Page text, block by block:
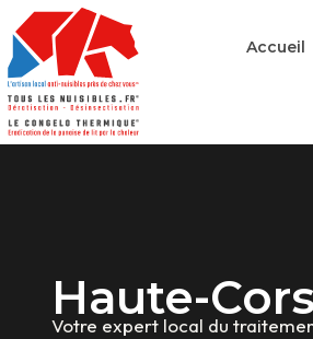
Accueil
Haute-
Votre expert local du